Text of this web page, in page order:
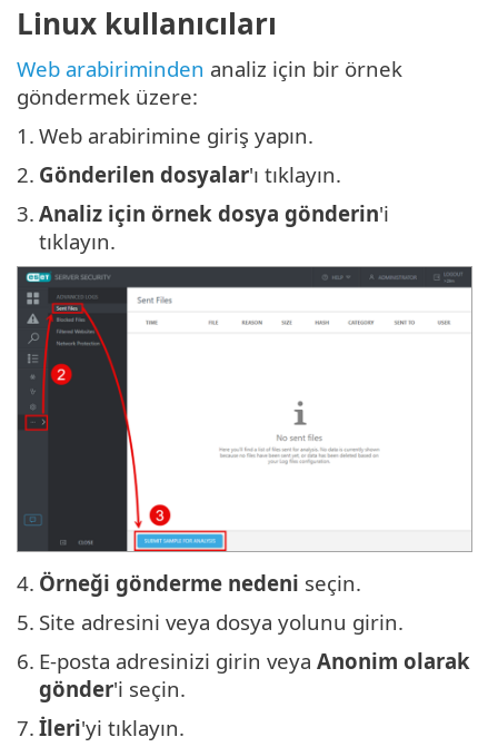
Linux kullanıcıları
Web arabiriminden analiz için bir örnek
göndermek üzere:
1. Web arabirimine giriş yapın.
2. Gönderilen dosyalar'ı tıklayın.
3. Analiz için örnek dosya gönderin'i
tıklayın.
4. Örneği gönderme nedeni seçin.
5. Site adresini veya dosya yolunu girin.
6. E-posta adresinizi girin veya Anonim olarak
gönder'i seçin.
7. İleri'yi tıklayın.